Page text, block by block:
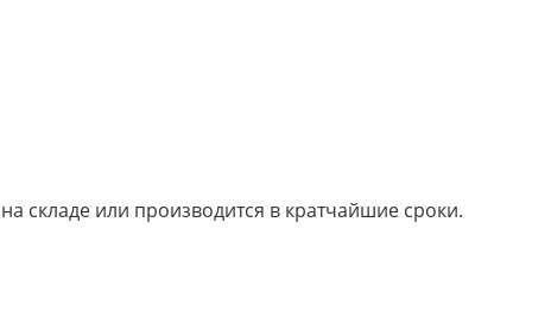
складе или производится в кратчайшие сроки.